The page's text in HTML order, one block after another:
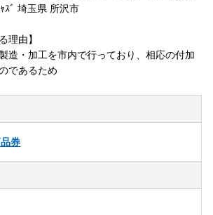
ｽﾞ 埼玉県 所沢市
理由】
造・加工を市内で行っており、相応の付加
であるため
券